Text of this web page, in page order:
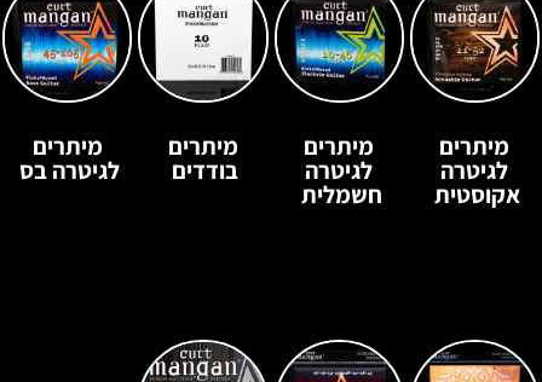
מיתרים
לגיטרה
אקוסטית
מיתרים
לגיטרה
חשמלית
מיתרים
בודדים
מיתרים
לגיטרה בס